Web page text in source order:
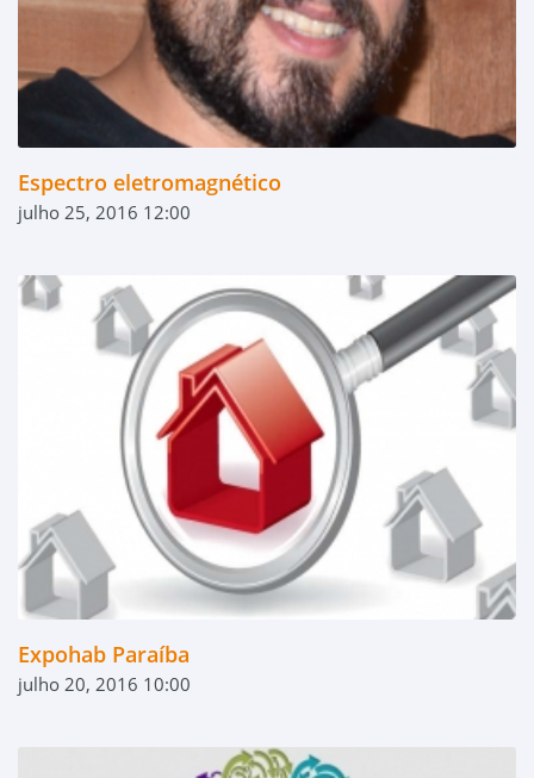
Espectro eletromagnético
julho 25, 2016 12:00
Expohab Paraíba
julho 20, 2016 10:00